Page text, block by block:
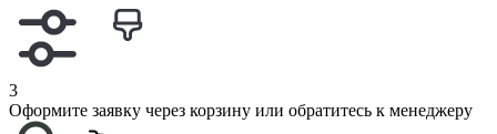
3
Оформите заявку через корзину или обратитесь к менеджеру